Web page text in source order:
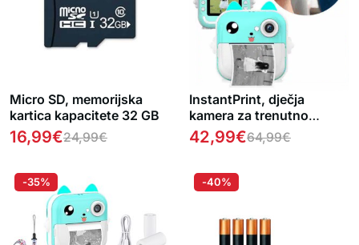
Micro SD, memorijska
kartica kapacitete 32 GB
16,99€24,99€
InstantPrint, dječja
kamera za trenutno
ispisivanje fotografija
42,99€64,99€
-35% -40%